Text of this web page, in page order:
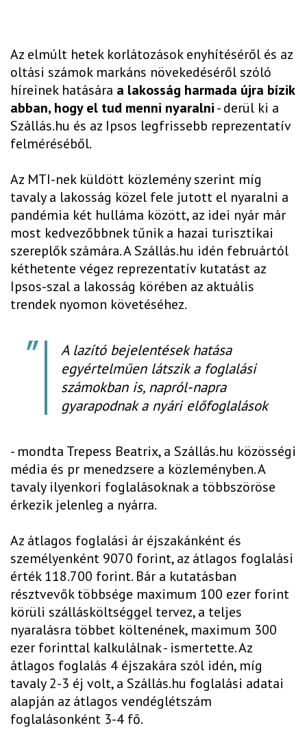
Az elmúlt hetek korlátozások enyhítéséről és az
oltási számok markáns növekedéséről szóló
híreinek hatására a lakosság harmada újra bízik
abban, hogy el tud menni nyaralni- derül ki a
Szállás.hu és az Ipsos legfrissebb reprezentatív
felméréséből.
Az MTI-nek küldött közlemény szerint míg
tavaly a lakosság közel fele jutott el nyaralni a
pandémia két hulláma között, az idei nyár már
most kedvezőbbnek tűnik a hazai turisztikai
szereplők számára. A Szállás.hu idén februártól
kéthetente végez reprezentatív kutatást az
Ipsos-szal a lakosság körében az aktuális
trendek nyomon követéséhez.
A lazító bejelentések hatása
egyértelműen látszik a foglalási
számokban is, napról-napra
gyarapodnak a nyári előfoglalások
- mondta Trepess Beatrix, a Szállás.hu közösségi
média és pr menedzsere a közleményben. A
tavaly ilyenkori foglalásoknak a többszöröse
érkezik jelenleg a nyárra.
Az átlagos foglalási ár éjszakánként és
személyenként 9070 forint, az átlagos foglalási
érték 118.700 forint. Bár a kutatásban
résztvevők többsége maximum 100 ezer forint
körüli szállásköltséggel tervez, a teljes
nyaralásra többet költenének, maximum 300
ezer forinttal kalkulálnak - ismertette. Az
átlagos foglalás 4 éjszakára szól idén, míg
tavaly 2-3 éj volt, a Szállás.hu foglalási adatai
alapján az átlagos vendéglétszám
foglalásonként 3-4 fő.